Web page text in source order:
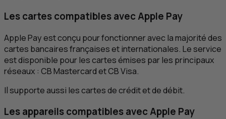
Les cartes compatibles avec Apple Pay
Apple Pay est conçu pour fonctionner avec la majorité des
cartes bancaires françaises et internationales. Le service
est disponible pour les cartes émises par les principaux
réseaux : CBMastercard etCBVisa.
Il supporte aussi les cartes de crédit et de débit.
Les appareils compatibles avec Apple Pay